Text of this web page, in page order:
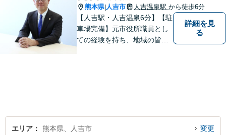
熊本県|人吉市 人吉温泉駅 から徒歩6分
【人吉駅・人吉温泉6分】【駐
車場完備】元市役所職員とし
ての経験を持ち、地域の皆さ
詳細を見
る
エリア 熊本県、人吉市 変更